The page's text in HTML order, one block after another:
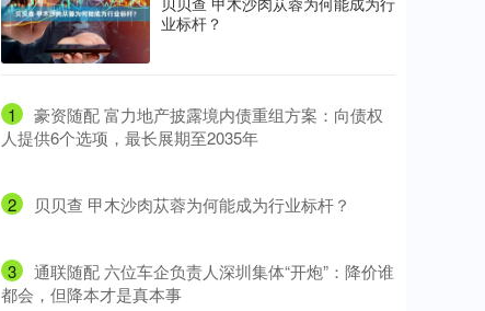
业标杆？
1
​豪资随配 富力地产披露境内债重组方案：向债权
人提供6个选项，最长展期至2035年
2 ​贝贝查 甲木沙肉苁蓉为何能成为行业标杆？
3
​通联随配 六位车企负责人深圳集体“开炮”：降价谁
都会，但降本才是真本事